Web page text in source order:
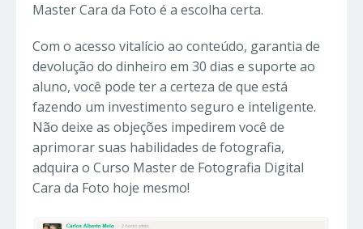
Master Cara da Foto é a escolha certa.
Com o acesso vitalício ao conteúdo, garantia de
devolução do dinheiro em 30 dias e suporte ao
aluno, você pode ter a certeza de que está
fazendo um investimento seguro e inteligente.
Não deixe as objeções impedirem você de
aprimorar suas habilidades de fotografia,
adquira o Curso Master de Fotografia Digital
Cara da Foto hoje mesmo!